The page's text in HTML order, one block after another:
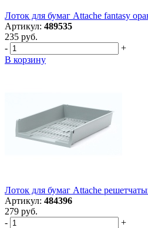
Лоток для бумаг Attache fantasy
Артикул: 489535
235 руб.
-
+
В корзину
Лоток для бумаг Attache
Артикул: 484396
279 руб.
-
+